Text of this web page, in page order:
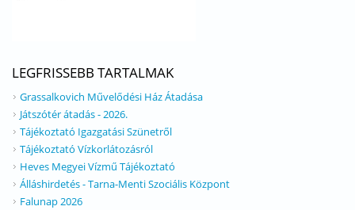
LEGFRISSEBB TARTALMAK
Grassalkovich Művelődési Ház Átadása
Játszótér átadás - 2026.
Tájékoztató Igazgatási Szünetről
Tájékoztató Vízkorlátozásról
Heves Megyei Vízmű Tájékoztató
Álláshirdetés - Tarna-Menti Szociális Központ
Falunap 2026